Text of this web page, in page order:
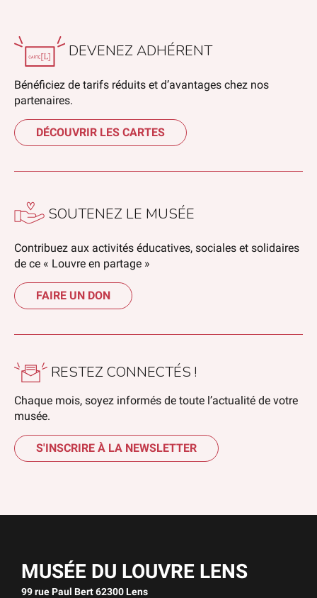
DEVENEZ ADHÉRENT
Bénéficiez de tarifs réduits et d’avantages chez nos
partenaires.
DÉCOUVRIR LES CARTES
SOUTENEZ LE MUSÉE
Contribuez aux activités éducatives, sociales et solidaires
de ce « Louvre en partage »
FAIRE UN DON
RESTEZ CONNECTÉS !
Chaque mois, soyez informés de toute l’actualité de votre
musée.
S'INSCRIRE À LA NEWSLETTER
MUSÉE DU LOUVRE LENS
99 rue Paul Bert 62300 Lens